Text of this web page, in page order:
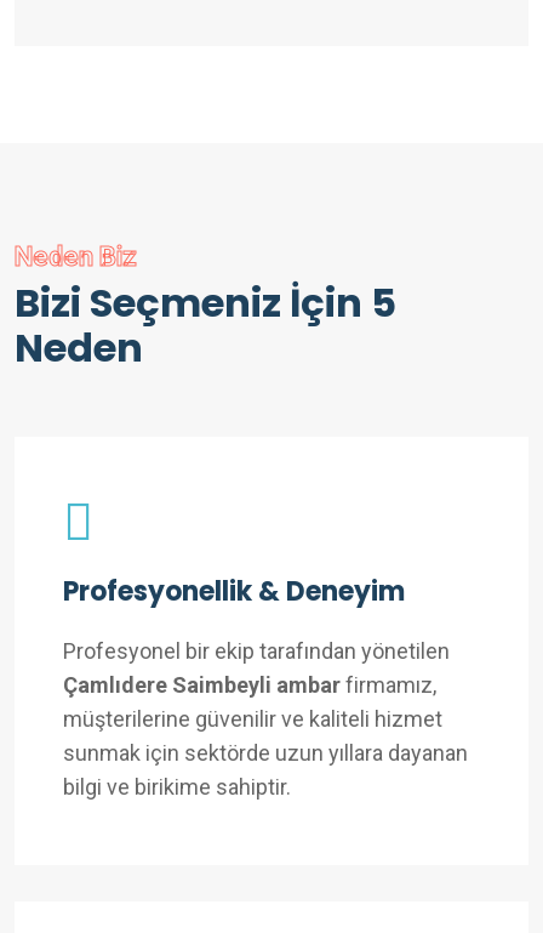
Neden Biz
Bizi Seçmeniz İçin 5
Neden
Profesyonellik & Deneyim
Profesyonel bir ekip tarafından yönetilen
Çamlıdere Saimbeyli ambarfirmamız,
müşterilerine güvenilir ve kaliteli hizmet
sunmak için sektörde uzun yıllara dayanan
bilgi ve birikime sahiptir.